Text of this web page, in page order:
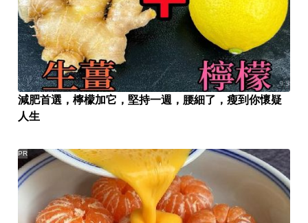
減肥首選，檸檬加它，堅持一週，腰細了，瘦到你懷疑
人生
PR